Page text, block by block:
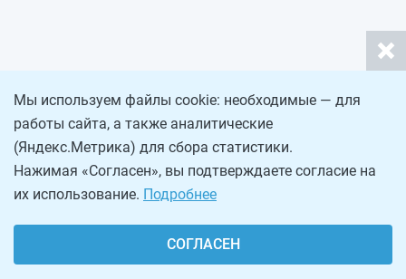
Мы используем файлы cookie: необходимые — для
работы сайта, а также аналитические
(Яндекс.Метрика) для сбора статистики.
Нажимая «Согласен», вы подтверждаете согласие на
их использование. Подробнее
СОГЛАСЕН